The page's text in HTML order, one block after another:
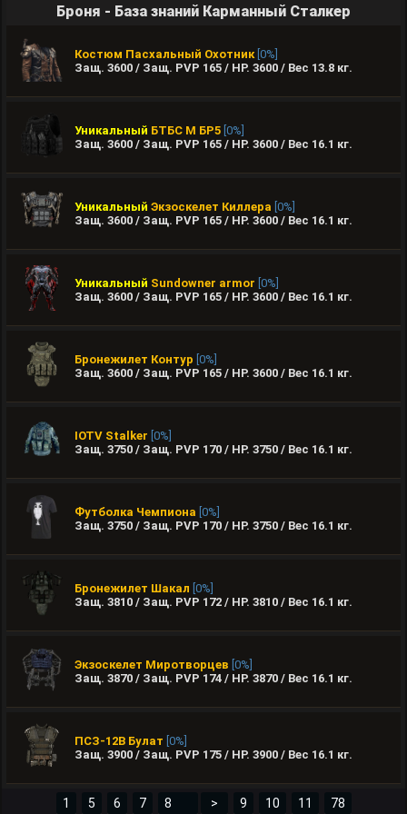
Броня - База знаний Карманный Сталкер
Костюм Пасхальный Охотник [0%]
Защ. 3600 / Защ. PVP 165 / HP. 3600 / Вес 13.8 кг.
Уникальный БТБС М БР5 [0%]
Защ. 3600 / Защ. PVP 165 / HP. 3600 / Вес 16.1 кг.
Уникальный Экзоскелет Киллера [0%]
Защ. 3600 / Защ. PVP 165 / HP. 3600 / Вес 16.1 кг.
Уникальный Sundowner armor [0%]
Защ. 3600 / Защ. PVP 165 / HP. 3600 / Вес 16.1 кг.
Бронежилет Контур [0%]
Защ. 3600 / Защ. PVP 165 / HP. 3600 / Вес 16.1 кг.
IOTV Stalker [0%]
Защ. 3750 / Защ. PVP 170 / HP. 3750 / Вес 16.1 кг.
Футболка Чемпиона [0%]
Защ. 3750 / Защ. PVP 170 / HP. 3750 / Вес 16.1 кг.
Бронежилет Шакал [0%]
Защ. 3810 / Защ. PVP 172 / HP. 3810 / Вес 16.1 кг.
Экзоскелет Миротворцев [0%]
Защ. 3870 / Защ. PVP 174 / HP. 3870 / Вес 16.1 кг.
ПСЗ-12В Булат [0%]
Защ. 3900 / Защ. PVP 175 / HP. 3900 / Вес 16.1 кг.
1 5 6 7 > 9 10 11 78